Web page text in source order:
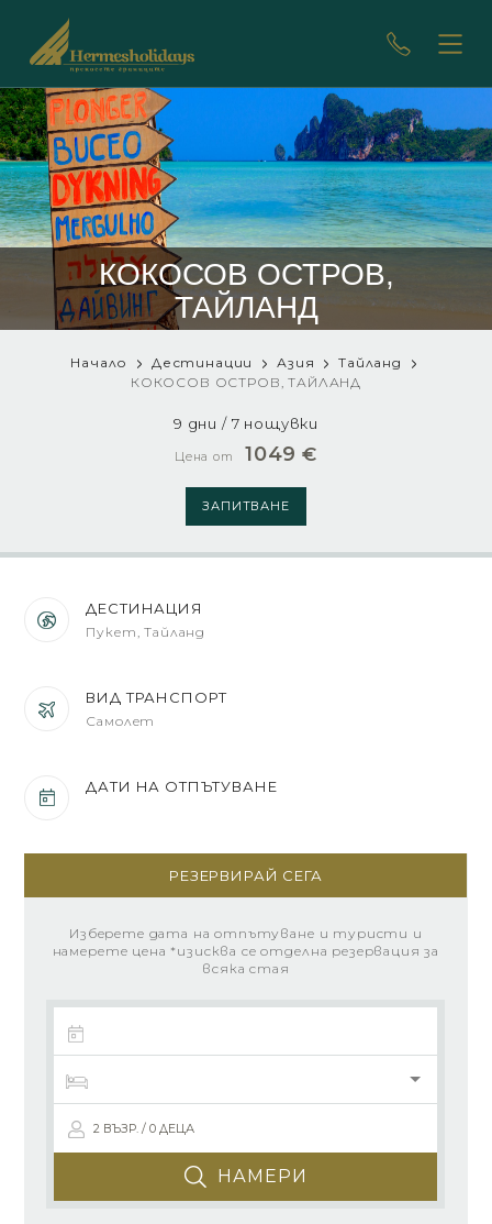
КОКОСОВ ОСТРОВ,
ТАЙЛАНД
Начало Дестинации Азия
Тайланд
КОКОСОВ ОСТРОВ, ТАЙЛАНД
9 дни / 7 нощувки
Цена от 1049 €
ЗАПИТВАНЕ
ДЕСТИНАЦИЯ
Пукет, Тайланд
ВИД ТРАНСПОРТ
Самолет
ДАТИ НА ОТПЪТУВАНЕ
РЕЗЕРВИРАЙ СЕГА
Изберете дата на отпътуване и туристи и
намерете цена *изисква се отделна резервация за
всяка стая
2 ВЪЗР. / 0 ДЕЦА
НАМЕРИ